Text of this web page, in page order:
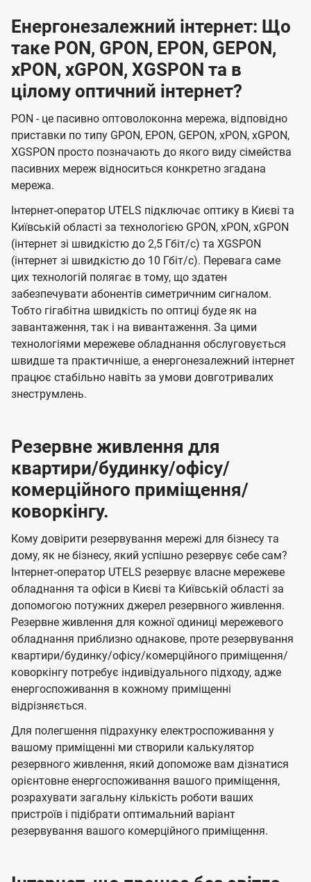
Енергонезалежний інтернет: Що
таке PON, GPON, EPON, GEPON,
xPON, xGPON, XGSPON та в
цілому оптичний інтернет?
PON - це пасивно оптоволоконна мережа, відповідно
приставки по типу GPON, EPON, GEPON, xPON, xGPON,
XGSPON просто позначають до якого виду сімейства
пасивних мереж відноситься конкретно згадана
мережа.
Інтернет-оператор UTELS підключає оптику в Києві та
Київській області за технологією GPON, xPON, xGPON
(інтернет зі швидкістю до 2,5 Гбіт/с) та XGSPON
(інтернет зі швидкістю до 10 Гбіт/с). Перевага саме
цих технологій полягає в тому, що здатен
забезпечувати абонентів симетричним сигналом.
Тобто гігабітна швидкість по оптиці буде як на
завантаження, так і на вивантаження. За цими
технологіями мережеве обладнання обслуговується
швидше та практичніше, а енергонезалежний інтернет
працює стабільно навіть за умови довготривалих
знеструмлень.
Резервне живлення для
квартири/будинку/офісу/
комерційного приміщення/
коворкінгу.
Кому довірити резервування мережі для бізнесу та
дому, як не бізнесу, який успішно резервує себе сам?
Інтернет-оператор UTELS резервує власне мережеве
обладнання та офіси в Києві та Київській області за
допомогою потужних джерел резервного живлення.
Резервне живлення для кожної одиниці мережевого
обладнання приблизно однакове, проте резервування
квартири/будинку/офісу/комерційного приміщення/
коворкінгу потребує індивідуального підходу, адже
енергоспоживання в кожному приміщенні
відрізняється.
Для полегшення підрахунку електроспоживання у
вашому приміщенні ми створили калькулятор
резервного живлення, який допоможе вам дізнатися
орієнтовне енергоспоживання вашого приміщення,
розрахувати загальну кількість роботи ваших
пристроїв і підібрати оптимальний варіант
резервування вашого комерційного приміщення.